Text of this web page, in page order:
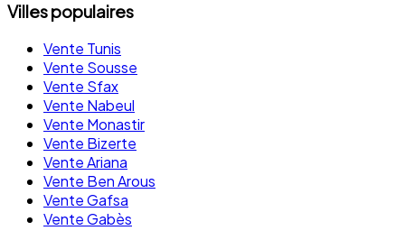
Villes populaires
Vente Tunis
Vente Sousse
Vente Sfax
Vente Nabeul
Vente Monastir
Vente Bizerte
Vente Ariana
Vente Ben Arous
Vente Gafsa
Vente Gabès